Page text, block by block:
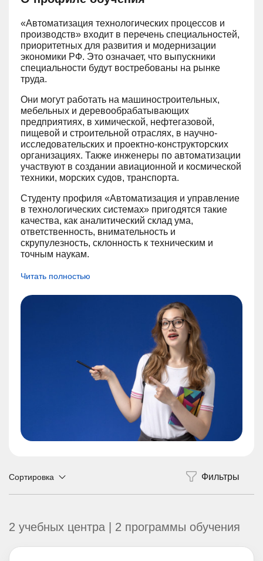
«Автоматизация технологических процессов и
производств» входит в перечень специальностей,
приоритетных для развития и модернизации
экономики РФ. Это означает, что выпускники
специальности будут востребованы на рынке
труда.
Они могут работать на машиностроительных,
мебельных и деревообрабатывающих
предприятиях, в химической, нефтегазовой,
пищевой и строительной отраслях, в научно-
исследовательских и проектно-конструкторских
организациях. Также инженеры по автоматизации
участвуют в создании авиационной и космической
техники, морских судов, транспорта.
Студенту профиля «Автоматизация и управление
в технологических системах» пригодятся такие
качества, как аналитический склад ума,
ответственность, внимательность и
скрупулезность, склонность к техническим и
точным наукам.
Читать полностью
Сортировка
2 учебных центра | 2 программы обучения